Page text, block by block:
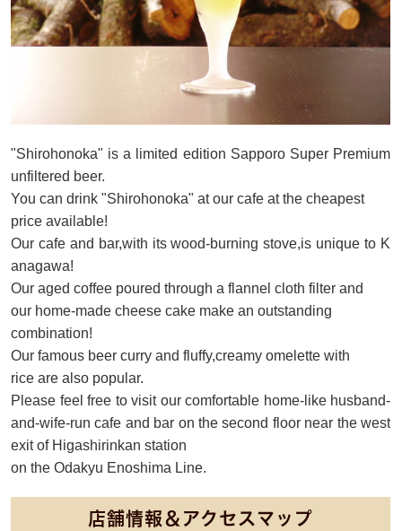
"Shirohonoka" is a limited edition Sapporo Super Premium
unfiltered beer.
You can drink "Shirohonoka" at our cafe at the cheapest
price available!
Our cafe and bar,with its wood-burning stove,is unique to K
anagawa!
Our aged coffee poured through a flannel cloth filter and
our home-made cheese cake make an outstanding
combination!
Our famous beer curry and fluffy,creamy omelette with
rice are also popular.
Please feel free to visit our comfortable home-like husband-
and-wife-run cafe and bar on the second floor near the west
exit of Higashirinkan station
on the Odakyu Enoshima Line.
店舗情報＆アクセスマップ